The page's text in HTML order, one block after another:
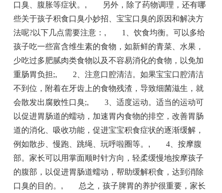
口臭、腹胀等症状。 , 另外，除了药物调理，还有哪
些关于孩子积食口臭小妙招、宝宝口臭的原因和解决方
法呢?以下几点需要注意： , 1、饮食均衡。可以多给
孩子吃一些富含维生素的食物，如新鲜的青菜、水果，
少吃过多肥腻肉类食物以及不容易消化的食物，以免加
重肠胃负担;, 2、注意口腔清洁。如果宝宝口腔清洁
不到位，附着在牙齿上的食物残渣，导致细菌滋生，就
会散发出腐败性口臭;, 3、适度运动。适当的运动可
以促进胃肠道的蠕动，加速胃内食物的排空，改善胃肠
道的消化、吸收功能，促进宝宝积食症状的逐渐缓解，
例如散步、慢跑、跳绳、玩呼啦圈等。 , 4、按摩腹
部。家长可以用掌面顺时针方向，轻柔缓慢地按摩孩子
的腹部，以促进胃肠道蠕动，帮助缓解积食，达到消除
口臭的目的。 , 总之，孩子脾胃的养护很重要，家长